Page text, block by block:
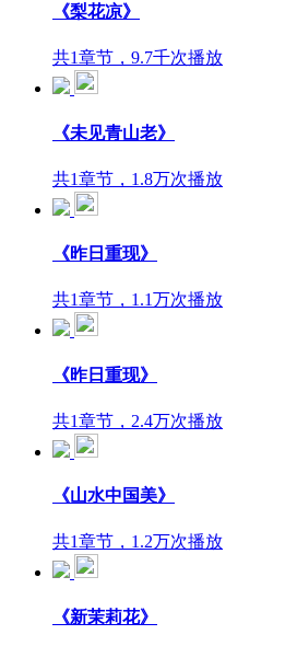
《梨花凉》
共1章节，9.7千次播放
《未见青山老》
共1章节，1.8万次播放
《昨日重现》
共1章节，1.1万次播放
《昨日重现》
共1章节，2.4万次播放
《山水中国美》
共1章节，1.2万次播放
《新茉莉花》